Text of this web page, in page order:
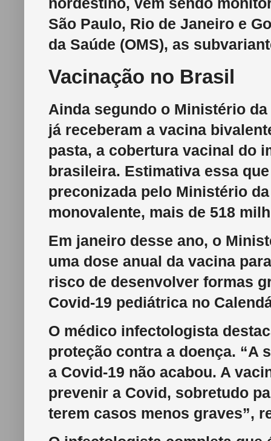
nordestino, vem sendo
São Paulo, Rio de Janeiro e
da Saúde (OMS), as
Vacinação no Brasil
Ainda segundo o Ministério
já receberam a vacina
pasta, a cobertura vacinal do
brasileira. Estimativa essa
preconizada pelo Ministério
monovalente, mais de 518
Em janeiro desse ano, o
uma dose anual da vacina
risco de desenvolver formas
Covid-19 pediátrica no
O médico infectologista
proteção contra a doença. “A
a Covid-19 não acabou. A
prevenir a Covid, sobretudo
terem casos menos graves”,